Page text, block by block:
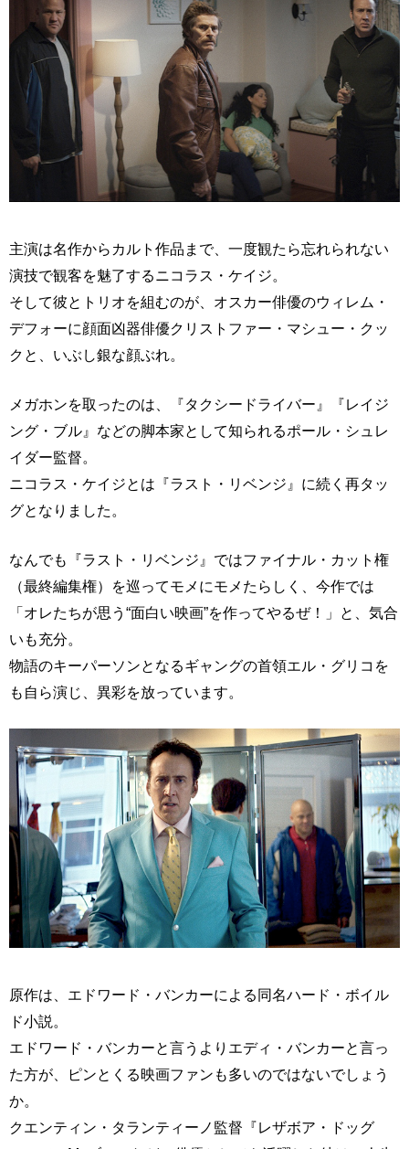
主演は名作からカルト作品まで、一度観たら忘れられない
演技で観客を魅了するニコラス・ケイジ。
そして彼とトリオを組むのが、オスカー俳優のウィレム・
デフォーに顔面凶器俳優クリストファー・マシュー・クッ
クと、いぶし銀な顔ぶれ。
メガホンを取ったのは、『タクシードライバー』『レイジ
ング・ブル』などの脚本家として知られるポール・シュレ
イダー監督。
ニコラス・ケイジとは『ラスト・リベンジ』に続く再タッ
グとなりました。
なんでも『ラスト・リベンジ』ではファイナル・カット権
（最終編集権）を巡ってモメにモメたらしく、今作では
「オレたちが思う“面白い映画”を作ってやるぜ！」と、気合
いも充分。
物語のキーパーソンとなるギャングの首領エル・グリコを
も自ら演じ、異彩を放っています。
原作は、エドワード・バンカーによる同名ハード・ボイル
ド小説。
エドワード・バンカーと言うよりエディ・バンカーと言っ
た方が、ピンとくる映画ファンも多いのではないでしょう
か。
クエンティン・タランティーノ監督『レザボア・ドッグ